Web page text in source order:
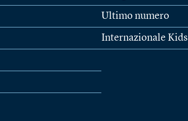
Ultimo numero
Internazionale Kids